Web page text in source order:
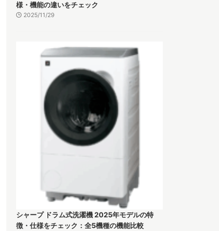
様・機能の違いをチェック
2025/11/29
シャープ ドラム式洗濯機 2025年モデルの特
徴・仕様をチェック：全5機種の機能比較